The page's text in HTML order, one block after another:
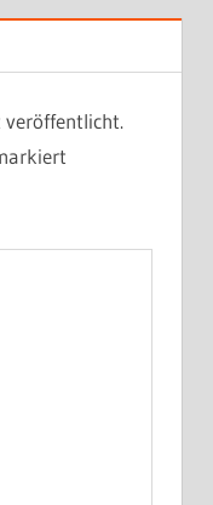
veröffentlicht.